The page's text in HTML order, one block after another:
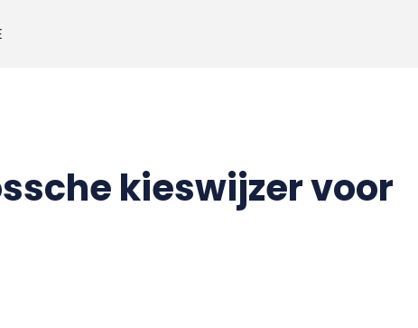
kieswijzer voor